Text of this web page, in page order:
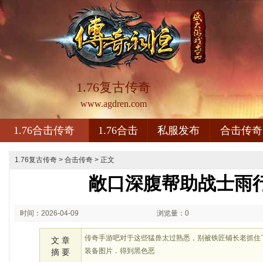
1.76复古传奇
www.agdren.com
1.76合击传奇 1.76合击 私服发布 合击传奇
1.76复古传奇 > 合击传奇 > 正文
敞口深腹帮助战士雨
时间：2026-04-09 浏览量：0
文 章
摘 要
传奇手游吧对于这些猛兽太过熟悉，别被铁匠铺长老抓
装备图片．得到黑色恶